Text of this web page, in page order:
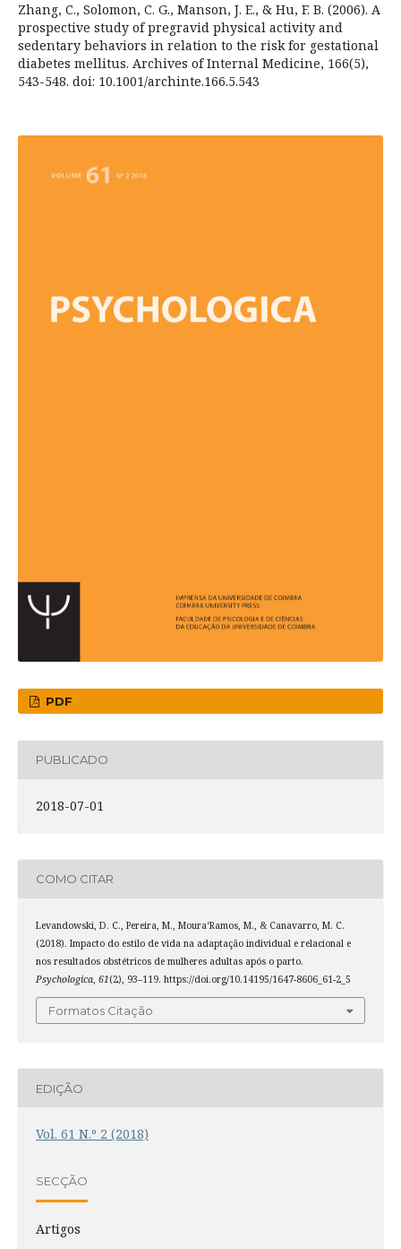
Zhang, C., Solomon, C. G., Manson, J. E., & Hu, F. B. (2006). A
prospective study of pregravid physical activity and
sedentary behaviors in relation to the risk for gestational
diabetes mellitus. Archives of Internal Medicine, 166(5),
543-548. doi: 10.1001/archinte.166.5.543
PDF
PUBLICADO
2018-07-01
COMO CITAR
Levandowski, D. C., Pereira, M., Moura­‘Ramos, M., & Canavarro, M. C.
(2018). Impacto do estilo de vida na adaptação individual e relacional e
nos resultados obstétricos de mulheres adultas após o parto.
Psychologica, 61(2), 93–119. https://doi.org/10.14195/1647-8606_61-2_5
Formatos Citação
EDIÇÃO
Vol. 61 N.º 2 (2018)
SECÇÃO
Artigos